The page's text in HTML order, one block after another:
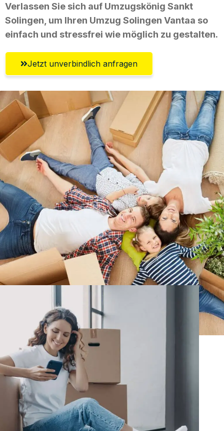
Verlassen Sie sich auf Umzugskönig Sankt
Solingen, um Ihren Umzug Solingen Vantaa so
einfach und stressfrei wie möglich zu gestalten.
Jetzt unverbindlich anfragen